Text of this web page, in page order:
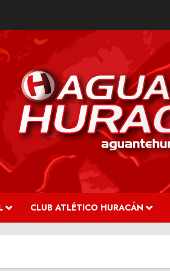
CLUB ATLÉTICO HURACÁN